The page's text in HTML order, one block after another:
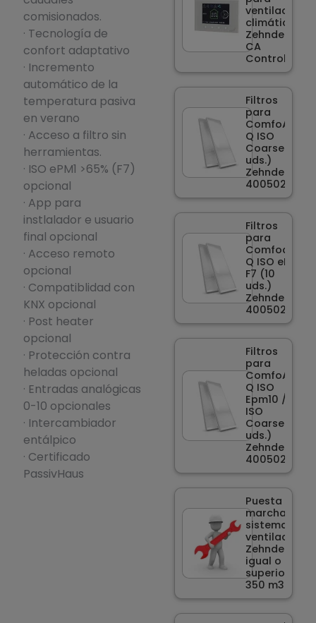
comisionados.
· Tecnología de
confort adaptativo
· Incremento
automático de la
temperatura pasiva
en verano
· Acceso a filtro sin
herramientas.
· ISO ePM1 >65% (F7)
opcional
· App para
instlalador e usuario
final opcional
· Acceso remoto
opcional
· Compatiblidad con
KNX opcional
· Post heater
opcional
· Protección contra
heladas opcional
· Entradas analógicas
0-10 opcionales
· Intercambiador
entálpico
· Certificado
PassivHaus
ventilación
climática
Zehnder
CA
ControlS
Filtros
para
ComfoAir
Q ISO
Coarse (10
uds.)
Zehnder
400502014
Filtros
para
ComfoaAir
Q ISO ePM1
F7 (10
uds.)
Zehnder
400502015
Filtros
para
ComfoAir
Q ISO
Epm10 /
ISO
Coarse (2
uds.)
Zehnder
400502013
Puesta en
marcha
sistema de
ventilación
Zehnder
igual o
superior a
350 m3/h